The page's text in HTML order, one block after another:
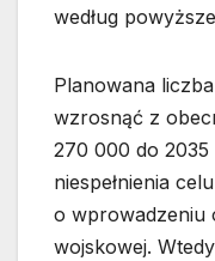
według
Planowana
wzrosnąć z
270 000 do
niespełnienia
o wprowadzeniu
wojskowej.